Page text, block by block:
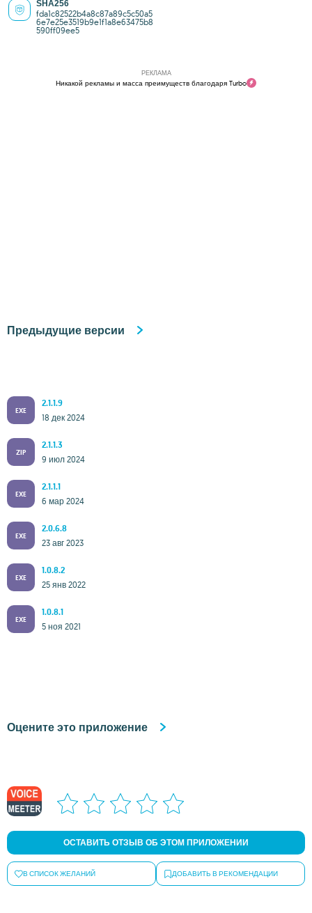
SHA256
fda1c82522b4a8c87a89c5c50a5
6e7e25e3519b9e1f1a8e63475b8
590ff09ee5
РЕКЛАМА
Никакой рекламы и масса преимуществ благодаря Turbo
Предыдущие версии
EXE
2.1.1.9
18 дек 2024
ZIP
2.1.1.3
9 июл 2024
EXE
2.1.1.1
6 мар 2024
EXE
2.0.6.8
23 авг 2023
EXE
1.0.8.2
25 янв 2022
EXE
1.0.8.1
5 ноя 2021
Оцените это приложение
ОСТАВИТЬ ОТЗЫВ ОБ ЭТОМ ПРИЛОЖЕНИИ
В СПИСОК ЖЕЛАНИЙ ДОБАВИТЬ В РЕКОМЕНДАЦИИ